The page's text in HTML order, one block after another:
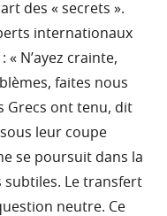
des « secrets ».
internationaux
N’ayez crainte,
faites nous
Grecs ont tenu, dit
leur coupe
se poursuit dans la
subtiles. Le transfert
neutre. Ce